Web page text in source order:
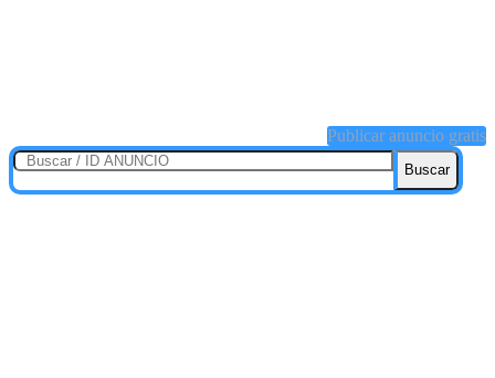
Publicar anuncio gratis
Buscar